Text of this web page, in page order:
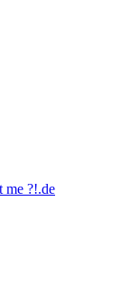
me ?!.de